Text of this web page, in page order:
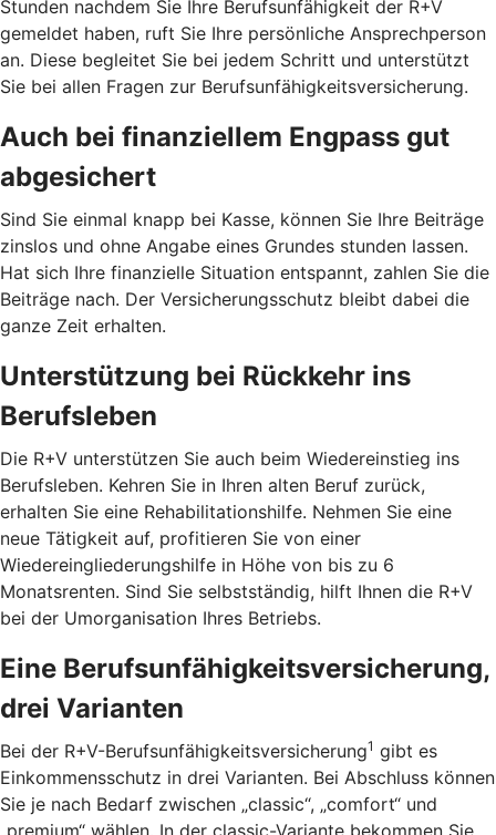
Stunden nachdem Sie Ihre Berufsunfähigkeit der R+V
gemeldet haben, ruft Sie Ihre persönliche Ansprechperson
an. Diese begleitet Sie bei jedem Schritt und unterstützt
Sie bei allen Fragen zur Berufsunfähigkeitsversicherung.
Auch bei finanziellem Engpass gut
abgesichert
Sind Sie einmal knapp bei Kasse, können Sie Ihre Beiträge
zinslos und ohne Angabe eines Grundes stunden lassen.
Hat sich Ihre finanzielle Situation entspannt, zahlen Sie die
Beiträge nach. Der Versicherungsschutz bleibt dabei die
ganze Zeit erhalten.
Unterstützung bei Rückkehr ins
Berufsleben
Die R+V unterstützen Sie auch beim Wiedereinstieg ins
Berufsleben. Kehren Sie in Ihren alten Beruf zurück,
erhalten Sie eine Rehabilitationshilfe. Nehmen Sie eine
neue Tätigkeit auf, profitieren Sie von einer
Wiedereingliederungshilfe in Höhe von bis zu 6
Monatsrenten. Sind Sie selbstständig, hilft Ihnen die R+V
bei der Umorganisation Ihres Betriebs.
Eine Berufsunfähigkeitsversicherung,
drei Varianten
Bei der R+V-Berufsunfähigkeitsversicherung1 gibt es
Einkommensschutz in drei Varianten. Bei Abschluss können
Sie je nach Bedarf zwischen „classic“, „comfort“ und